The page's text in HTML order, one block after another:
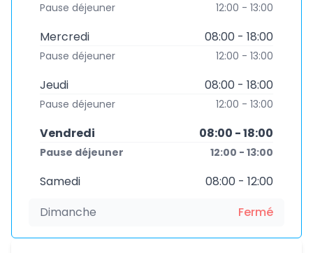
Pause déjeuner 12:00 - 13:00
Mercredi 08:00 - 18:00
Pause déjeuner 12:00 - 13:00
Jeudi 08:00 - 18:00
Pause déjeuner 12:00 - 13:00
Vendredi 08:00 - 18:00
Pause déjeuner 12:00 - 13:00
Samedi
08:00 - 12:00
Dimanche
Fermé